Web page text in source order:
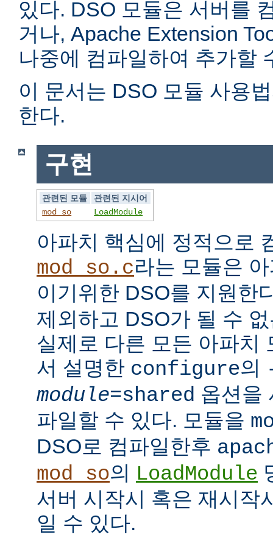
있다. DSO 모듈은 서버를
거나, Apache Extension
나중에 컴파일하여 추가할
이 문서는 DSO 모듈 사용
한다.
구현
관련된 모듈
관련된 지시어
mod_so
LoadModule
아파치 핵심에 정적으로
mod_so.c라는 모듈은
이기위한 DSO를 지원한
제외하고 DSO가 될 수
실제로 다른 모든 아파치
서 설명한 configure의
module=shared 옵션을
파일할 수 있다. 모듈을
DSO로 컴파일한후
mod_so의 LoadModule
서버 시작시 혹은 재시작
일 수 있다.